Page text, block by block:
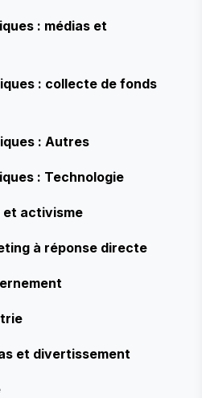
: médias et
: collecte de fonds
: Autres
: Technologie
et activisme
à réponse directe
et divertissement